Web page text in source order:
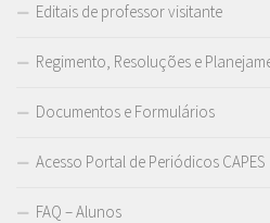
Editais de professor visitante
Regimento, Resoluções e
Documentos e Formulários
Acesso Portal de Periódicos CAPES
FAQ – Alunos